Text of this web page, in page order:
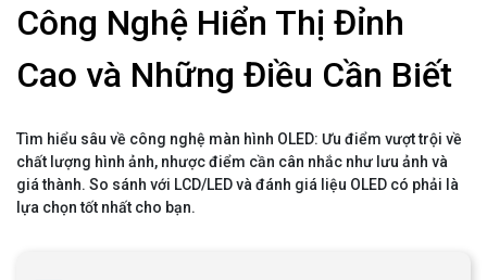
Công Nghệ Hiển Thị Đỉnh
Cao và Những Điều Cần Biết
Tìm hiểu sâu về công nghệ màn hình OLED: Ưu điểm vượt trội về
chất lượng hình ảnh, nhược điểm cần cân nhắc như lưu ảnh và
giá thành. So sánh với LCD/LED và đánh giá liệu OLED có phải là
lựa chọn tốt nhất cho bạn.